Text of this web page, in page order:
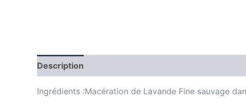
Description
Ingrédients :Macération de Lavande Fine sauvage